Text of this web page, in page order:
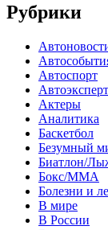
Рубрики
Автоспорт
Автоэксперт
Актеры
Аналитика
Баскетбол
Безумный
Биатлон/
Бокс/MMA
Болезни и
В мире
В России